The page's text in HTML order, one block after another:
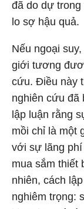
đã do dự
lo sợ hậu quả.
Nếu ngoại
giới tương
cứu. Điều này
nghiên cứu đã
lập luận rằng
mồi chỉ là một
với sự lãng
mua sắm thiết
nhiên, cách
nghiêm trọng: